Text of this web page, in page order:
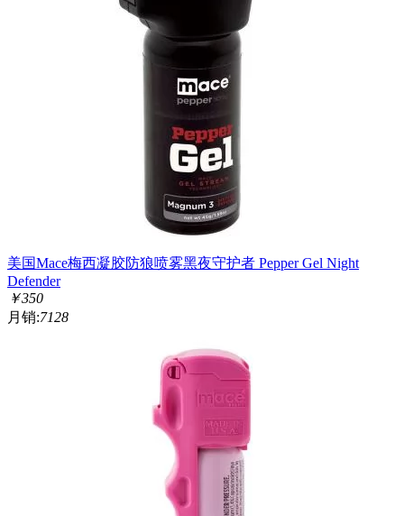
美国Mace梅西凝胶防狼喷雾黑夜守护者 Pepper Gel Night
Defender
￥350
月销:7128